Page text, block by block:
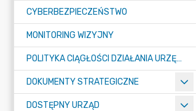
CYBERBEZPIECZEŃSTWO
MONITORING WIZYJNY
POLITYKA CIĄGŁOŚCI DZIAŁANIA URZĘDU MIASTA ŻORY
DOKUMENTY STRATEGICZNE
DOSTĘPNY URZĄD